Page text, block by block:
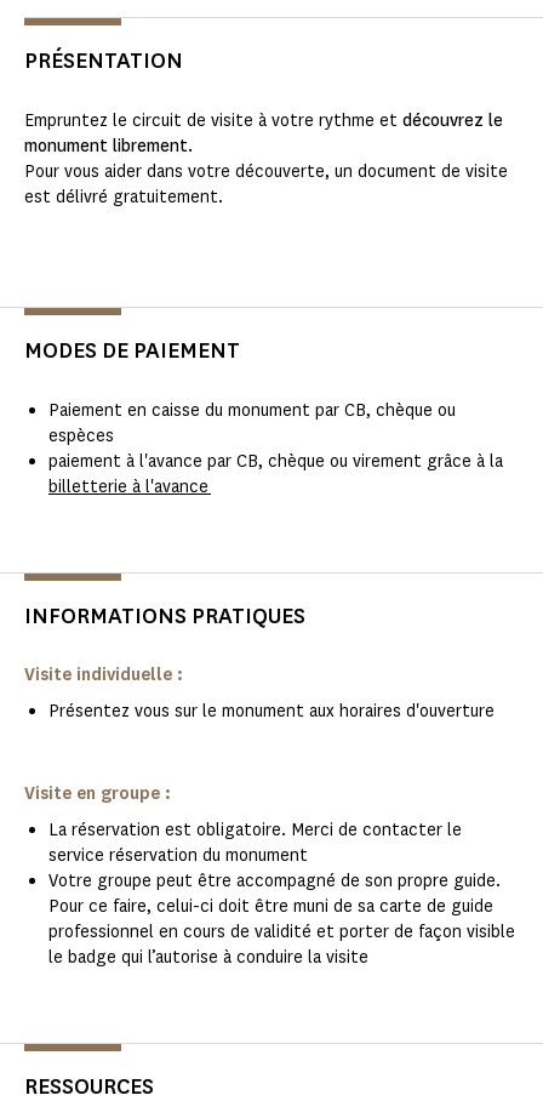
PRÉSENTATION
Empruntez le circuit de visite à votre rythme et découvrez le
monument librement.
Pour vous aider dans votre découverte, un document de visite
est délivré gratuitement.
MODES DE PAIEMENT
Paiement en caisse du monument par CB, chèque ou
espèces
paiement à l'avance par CB, chèque ou virement grâce à la
billetterie à l'avance
INFORMATIONS PRATIQUES
Visite individuelle :
Présentez vous sur le monument aux horaires d'ouverture
Visite en groupe :
La réservation est obligatoire. Merci de contacter le
service réservation du monument
Votre groupe peut être accompagné de son propre guide.
Pour ce faire, celui-ci doit être muni de sa carte de guide
professionnel en cours de validité et porter de façon visible
le badge qui l’autorise à conduire la visite
RESSOURCES